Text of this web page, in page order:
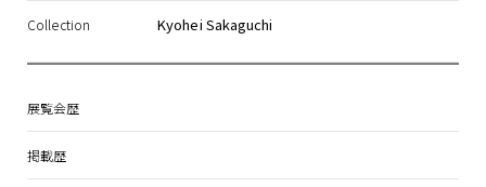
Collection Kyohei Sakaguchi
展覧会歴
掲載歴